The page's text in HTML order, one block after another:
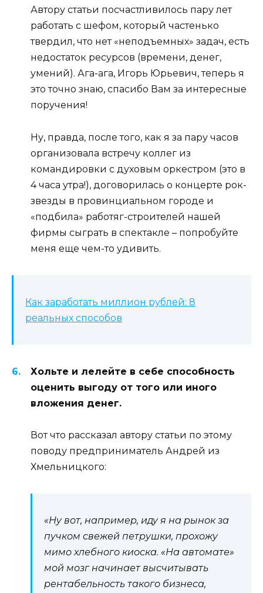
Автору статьи посчастливилось пару лет
работать с шефом, который частенько
твердил, что нет «неподъемных» задач, есть
недостаток ресурсов (времени, денег,
умений). Ага-ага, Игорь Юрьевич, теперь я
это точно знаю, спасибо Вам за интересные
поручения!
Ну, правда, после того, как я за пару часов
организовала встречу коллег из
командировки с духовым оркестром (это в
4 часа утра!), договорилась о концерте рок-
звезды в провинциальном городе и
«подбила» работяг-строителей нашей
фирмы сыграть в спектакле – попробуйте
меня еще чем-то удивить.
Как заработать миллион рублей: 8
реальных способов
Хольте и лелейте в себе способность
оценить выгоду от того или иного
вложения денег.
Вот что рассказал автору статьи по этому
поводу предприниматель Андрей из
Хмельницкого:
«Ну вот, например, иду я на рынок за
пучком свежей петрушки, прохожу
мимо хлебного киоска. «На автомате»
мой мозг начинает высчитывать
рентабельность такого бизнеса,